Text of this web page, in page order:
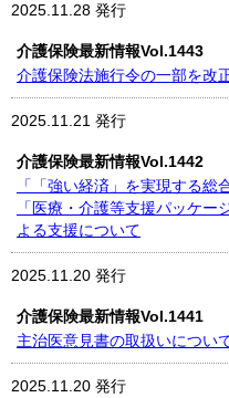
2025.11.28 発行
介護保険最新情報Vol.1443
介護保険法施行令の一部を改
2025.11.21 発行
介護保険最新情報Vol.1442
「「強い経済」を実現する
「医療・介護等支援パッケ
よる支援について
2025.11.20 発行
介護保険最新情報Vol.1441
主治医意見書の取扱いについ
2025.11.20 発行